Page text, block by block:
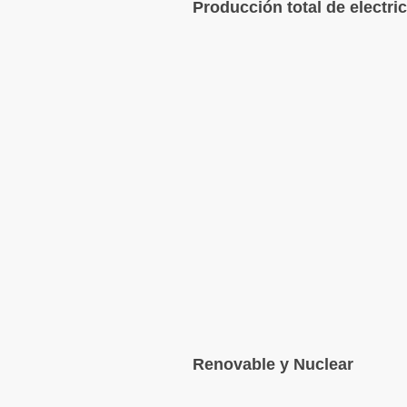
Producción total de
Renovable y Nuclear